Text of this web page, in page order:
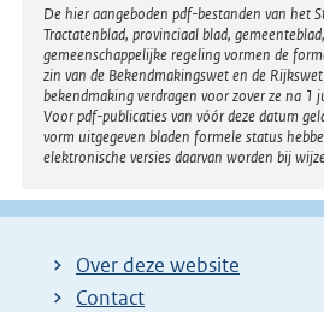
Disclaimer
De hier aangeboden pdf-bestanden van het
Tractatenblad, provinciaal blad,
gemeenschappelijke regeling vormen de
zin van de Bekendmakingswet en de
bekendmaking verdragen voor zover ze na 1
Voor pdf-publicaties van vóór deze datum
vorm uitgegeven bladen formele status
elektronische versies daarvan worden bij
Over deze website
Contact